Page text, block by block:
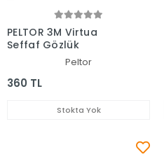
PELTOR 3M Virtua
Şeffaf Gözlük
Peltor
360 TL
Stokta Yok